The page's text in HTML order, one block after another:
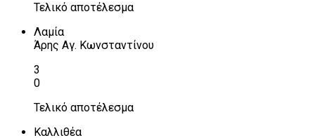
Τελικό αποτέλεσμα
Λαμία
Άρης Αγ. Κωνσταντίνου
3
0
Τελικό αποτέλεσμα
Καλλιθέα